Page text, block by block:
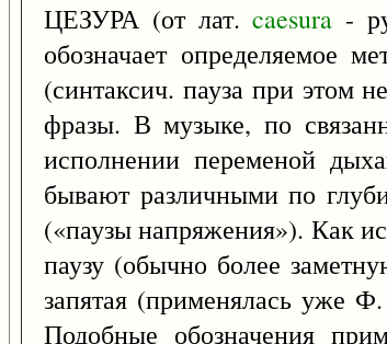
ЦЕЗУРА (от лат.caesura -
обозначает определяемое
(синтаксич. пауза при этом
фразы. В музыке, по
исполнении переменой
бывают различными по
(«паузы напряжения»). Как
паузу (обычно более
запятая (применялась уже
Подобные обозначения